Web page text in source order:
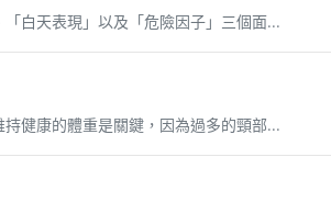
白天表現」以及「危險因子」三個面...
健康的體重是關鍵，因為過多的頸部...